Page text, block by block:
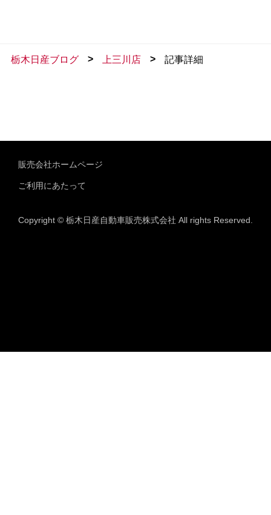
栃木日産ブログ > 上三川店 > 記事詳細
販売会社ホームページ
ご利用にあたって
Copyright © 栃木日産自動車販売株式会社 All rights Reserved.